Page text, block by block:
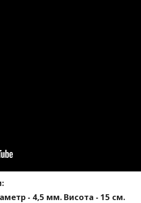
- 4,5 мм. Висота - 15 см.